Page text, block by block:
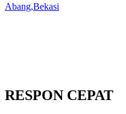
Abang,Bekasi
RESPON CEPAT